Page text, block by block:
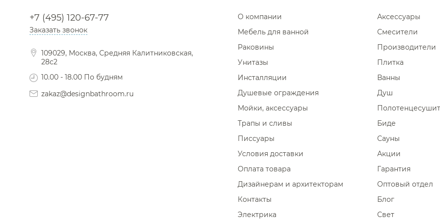
+7 (495) 120-67-77
Заказать звонок
109029, Москва, Средняя Калитниковская,
28с2
10.00 - 18.00 По будням
zakaz@designbathroom.ru
О компании
Аксессуары
Мебель для ванной
Смесители
Раковины
Производители
Унитазы
Плитка
Инсталляции
Ванны
Душевые ограждения
Душ
Мойки, аксессуары
Трапы и сливы
Биде
Писсуары
Сауны
Условия доставки
Акции
Оплата товара
Гарантия
Дизайнерам и архитекторам
Оптовый отдел
Контакты
Блог
Электрика
Свет